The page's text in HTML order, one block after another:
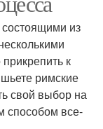
из
к
римские
свой выбор на
способом все-